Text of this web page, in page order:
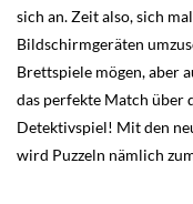
sich an. Zeit also, sich
Bildschirmgeräten
Brettspiele mögen, aber
das perfekte Match über
Detektivspiel! Mit den
wird Puzzeln nämlich